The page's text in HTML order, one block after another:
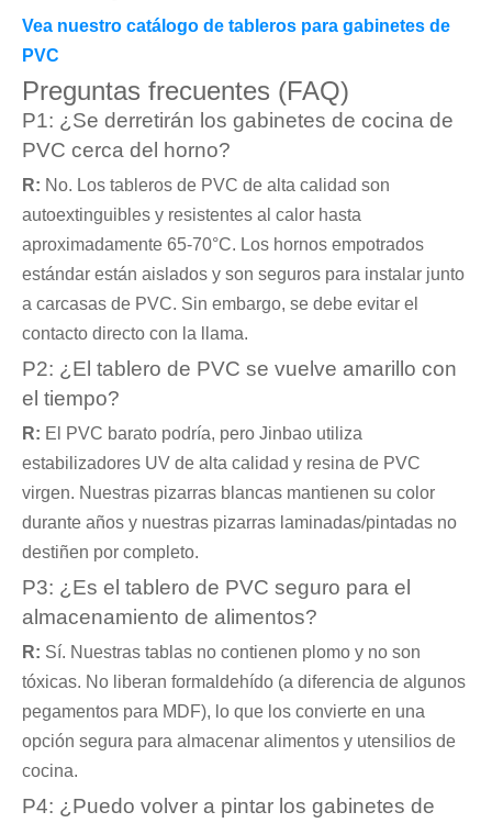
Vea nuestro catálogo de tableros para gabinetes de
PVC
Preguntas frecuentes (FAQ)
P1: ¿Se derretirán los gabinetes de cocina de
PVC cerca del horno?
R: No. Los tableros de PVC de alta calidad son
autoextinguibles y resistentes al calor hasta
aproximadamente 65-70°C. Los hornos empotrados
estándar están aislados y son seguros para instalar junto
a carcasas de PVC. Sin embargo, se debe evitar el
contacto directo con la llama.
P2: ¿El tablero de PVC se vuelve amarillo con
el tiempo?
R: El PVC barato podría, pero Jinbao utiliza
estabilizadores UV de alta calidad y resina de PVC
virgen. Nuestras pizarras blancas mantienen su color
durante años y nuestras pizarras laminadas/pintadas no
destiñen por completo.
P3: ¿Es el tablero de PVC seguro para el
almacenamiento de alimentos?
R: Sí. Nuestras tablas no contienen plomo y no son
tóxicas. No liberan formaldehído (a diferencia de algunos
pegamentos para MDF), lo que los convierte en una
opción segura para almacenar alimentos y utensilios de
cocina.
P4: ¿Puedo volver a pintar los gabinetes de